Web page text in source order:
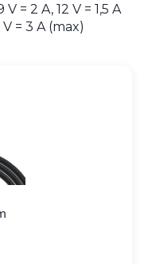
= 2 A, 12 V = 1,5 A
= 3 A (max)